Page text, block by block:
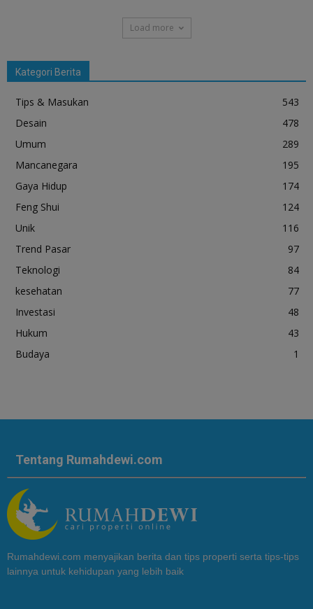
Load more
Kategori Berita
Tips & Masukan
543
Desain
478
Umum
289
Mancanegara
195
Gaya Hidup
174
Feng Shui
124
Unik
116
Trend Pasar
97
Teknologi
84
kesehatan
77
Investasi
48
Hukum
43
Budaya
1
Tentang Rumahdewi.com
Rumahdewi.com menyajikan berita dan tips properti serta tips-tips
lainnya untuk kehidupan yang lebih baik